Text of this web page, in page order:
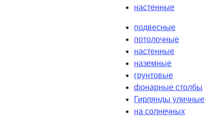
настенные
подвесные
потолочные
настенные
наземные
грунтовые
фонарные столбы
Гирлянды уличные
на солнечных